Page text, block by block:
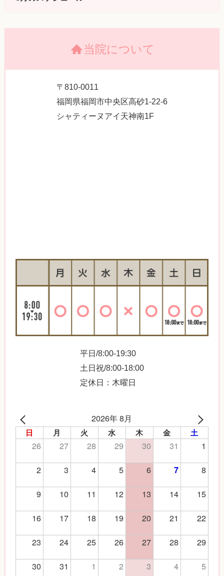
当院について
〒810-0011
福岡県福岡市中央区高砂1-22-6
シャティーヌアイ天神南1F
平日/8:00-19:30
土日祝/8:00-18:00
定休日：木曜日
2026年 8月
日 月 火 水 木 金 土
26 27 28 29 30 31
1
2
3 4 5 6 7
8
9
10 11 12 13 14
15
16
17 18 19 20 21
22
23
24 25 26 27 28
29
30
31 1 2 3 4 5